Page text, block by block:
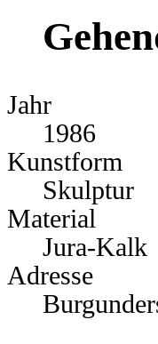
Jahr
1986
Kunstform
Skulptur
Material
Jura-Kalk
Adresse